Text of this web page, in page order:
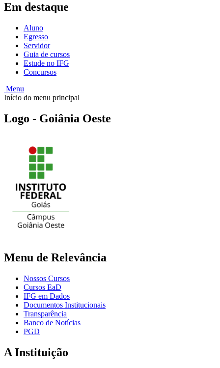
Em destaque
Aluno
Egresso
Servidor
Guia de cursos
Estude no IFG
Concursos
Menu
Início do menu principal
Logo - Goiânia Oeste
Menu de Relevância
Nossos Cursos
Cursos EaD
IFG em Dados
Documentos Institucionais
Transparência
Banco de Notícias
PGD
A Instituição